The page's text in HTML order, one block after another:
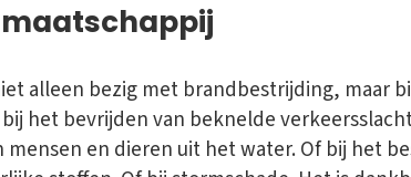
alleen bezig met brandbestrijding, maar
het bevrijden van beknelde
en dieren uit het water. Of bij het